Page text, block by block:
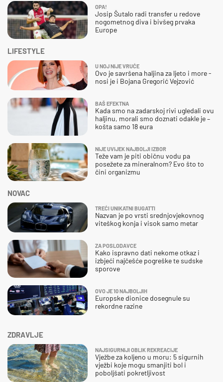
ZDRAVLJE
NAJSIGURNIJI OBLIK REKREACIJE
Vježbe za koljeno u moru: 5 sigurnih
vježbi koje mogu smanjiti bol i
poboljšati pokretljivost
OPA!
Josip Šutalo radi transfer u redove
nogometnog diva i bivšeg prvaka
Europe
NOVAC
TREĆI UNIKATNI BUGATTI
Nazvan je po vrsti srednjovjekovnog
viteškog konja i visok samo metar
ZA POSLODAVCE
Kako ispravno dati nekome otkaz i
izbjeći najčešće pogreške te sudske
sporove
OVO JE 10 NAJBOLJIH
Europske dionice dosegnule su
rekordne razine
LIFESTYLE
U NOJ NIJE VRUĆE
Ovo je savršena haljina za ljeto i more -
nosi je i Bojana Gregorić Vejzović
BAŠ EFEKTNA
Kada smo na zadarskoj rivi ugledali ovu
haljinu, morali smo doznati odakle je –
košta samo 18 eura
NIJE UVIJEK NAJBOLJI IZBOR
Teže vam je piti običnu vodu pa
posežete za mineralnom? Evo što to
čini organizmu